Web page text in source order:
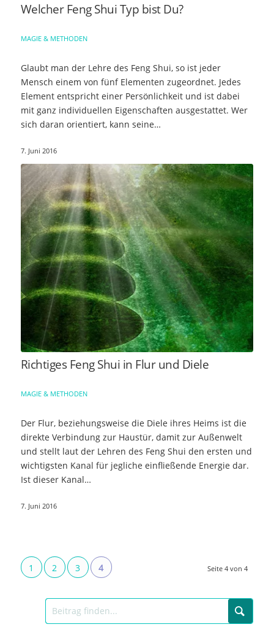
Welcher Feng Shui Typ bist Du?
MAGIE & METHODEN
Glaubt man der Lehre des Feng Shui, so ist jeder
Mensch einem von fünf Elementen zugeordnet. Jedes
Element entspricht einer Persönlichkeit und ist dabei
mit ganz individuellen Eigenschaften ausgestattet. Wer
sich daran orientiert, kann seine…
7. Juni 2016
Richtiges Feng Shui in Flur und Diele
MAGIE & METHODEN
Der Flur, beziehungsweise die Diele ihres Heims ist die
direkte Verbindung zur Haustür, damit zur Außenwelt
und stellt laut der Lehren des Feng Shui den ersten und
wichtigsten Kanal für jegliche einfließende Energie dar.
Ist dieser Kanal…
7. Juni 2016
Seite 4 von 4
1 2 3 4